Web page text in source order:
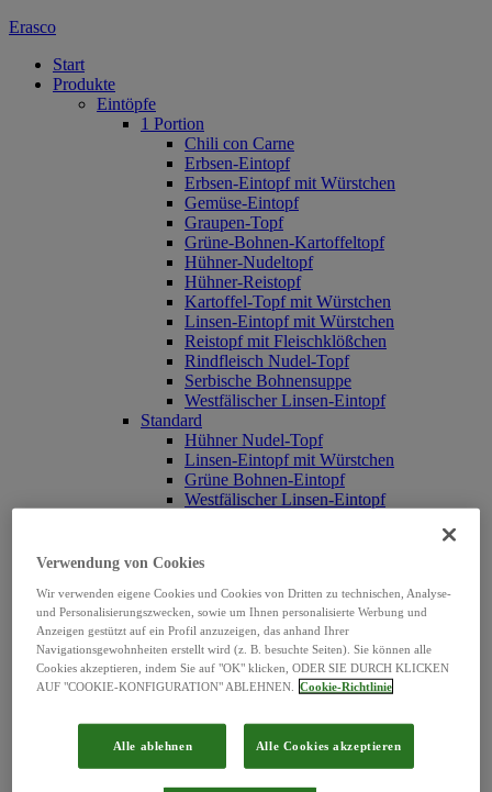
Erasco
Start
Produkte
Eintöpfe
1 Portion
Chili con Carne
Erbsen-Eintopf
Erbsen-Eintopf mit Würstchen
Gemüse-Eintopf
Graupen-Topf
Grüne-Bohnen-Kartoffeltopf
Hühner-Nudeltopf
Hühner-Reistopf
Kartoffel-Topf mit Würstchen
Linsen-Eintopf mit Würstchen
Reistopf mit Fleischklößchen
Rindfleisch Nudel-Topf
Serbische Bohnensuppe
Westfälischer Linsen-Eintopf
Standard
Hühner Nudel-Topf
Linsen-Eintopf mit Würstchen
Grüne Bohnen-Eintopf
Westfälischer Linsen-Eintopf
Serbische Bohnensuppe
Texas-Topf
Rindfleisch Nudel-Topf
Reistopf mit Fleischklößchen
Weiße Bohnen-Eintopf
Graupen-Topf
Linsentopf mit Schweinefleisch
Möhren-Eintopf mit Fleischbällchen
Verwendung von Cookies
Wir verwenden eigene Cookies und Cookies von Dritten zu technischen, Analyse-
und Personalisierungszwecken, sowie um Ihnen personalisierte Werbung und
Anzeigen gestützt auf ein Profil anzuzeigen, das anhand Ihrer
Navigationsgewohnheiten erstellt wird (z. B. besuchte Seiten). Sie können alle
Cookies akzeptieren, indem Sie auf "OK" klicken, ODER SIE DURCH KLICKEN
AUF "COOKIE-KONFIGURATION" ABLEHNEN.
Cookie-Richtlinie
Alle ablehnen Alle Cookies akzeptieren